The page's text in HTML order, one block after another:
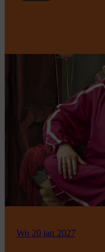
Wo 20 jan 2027